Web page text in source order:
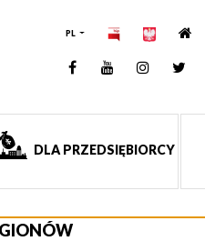
PL
FacebookYouTUbeInstagram
DLA PRZEDSIĘBIORCY